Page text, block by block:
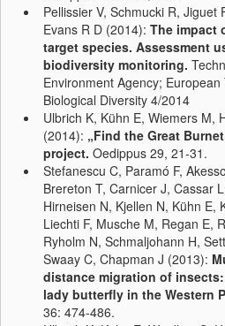
Pellissier V, Schmucki R, Jiguet
Evans R D (2014): The impact
target species. Assessment
biodiversity monitoring.
Environment Agency;
Biological Diversity 4/2014
Ulbrich K, Kühn E, Wiemers M,
(2014): „Find the Great
project. Oedippus 29, 21-31.
Stefanescu C, Paramó F,
Brereton T, Carnicer J, Cassar
Hirneisen N, Kjellen N, Kühn E,
Liechti F, Musche M, Regan E,
Ryholm N, Schmaljohann H,
Swaay C, Chapman J (2013):
distance migration of
lady butterfly in the Western
36: 474-486.